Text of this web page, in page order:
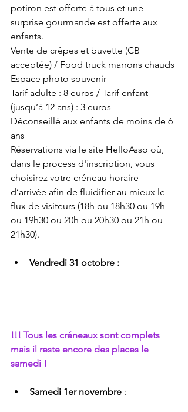
potiron est offerte à tous et une
surprise gourmande est offerte aux
enfants.
Vente de crêpes et buvette (CB
acceptée) / Food truck marrons chauds
Espace photo souvenir
Tarif adulte : 8 euros / Tarif enfant
(jusqu’à 12 ans) : 3 euros
Déconseillé aux enfants de moins de 6
ans
Réservations via le site HelloAsso où,
dans le process d'inscription, vous
choisirez votre créneau horaire
d’arrivée afin de fluidifier au mieux le
flux de visiteurs (18h ou 18h30 ou 19h
ou 19h30 ou 20h ou 20h30 ou 21h ou
21h30).
Vendredi 31 octobre :
!!! Tous les créneaux sont complets
mais il reste encore des places le
samedi !
Samedi 1er novembre :